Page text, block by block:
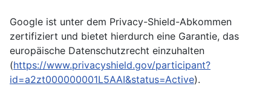
Google ist unter dem Privacy-Shield-Abkommen
zertifiziert und bietet hierdurch eine Garantie, das
europäische Datenschutzrecht einzuhalten
(https://www.privacyshield.gov/participant?
id=a2zt000000001L5AAI&status=Active).